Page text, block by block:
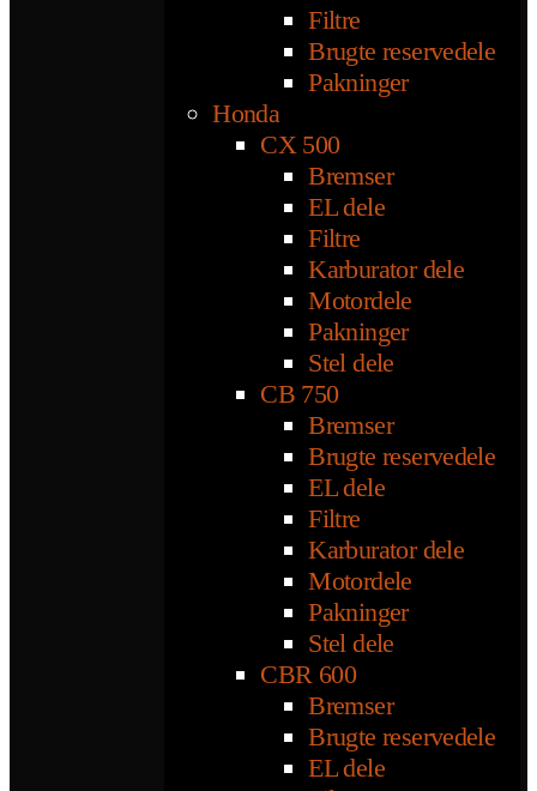
Filtre
Brugte reservedele
Pakninger
Honda
CX 500
Bremser
EL dele
Filtre
Karburator dele
Motordele
Pakninger
Stel dele
CB 750
Bremser
Brugte reservedele
EL dele
Filtre
Karburator dele
Motordele
Pakninger
Stel dele
CBR 600
Bremser
Brugte reservedele
EL dele